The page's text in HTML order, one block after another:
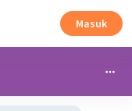
Masuk